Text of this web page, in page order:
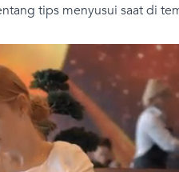
tips menyusui saat di